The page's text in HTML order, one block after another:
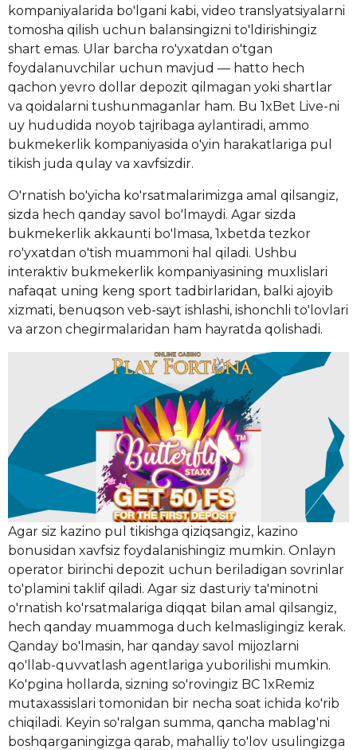
kompaniyalarida bo'lgani kabi, video translyatsiyalarni
tomosha qilish uchun balansingizni to'ldirishingiz
shart emas. Ular barcha ro'yxatdan o'tgan
foydalanuvchilar uchun mavjud — hatto hech
qachon yevro dollar depozit qilmagan yoki shartlar
va qoidalarni tushunmaganlar ham. Bu 1xBet Live-ni
uy hududida noyob tajribaga aylantiradi, ammo
bukmekerlik kompaniyasida o'yin harakatlariga pul
tikish juda qulay va xavfsizdir.
O'rnatish bo'yicha ko'rsatmalarimizga amal qilsangiz,
sizda hech qanday savol bo'lmaydi. Agar sizda
bukmekerlik akkaunti bo'lmasa, 1xbetda tezkor
ro'yxatdan o'tish muammoni hal qiladi. Ushbu
interaktiv bukmekerlik kompaniyasining muxlislari
nafaqat uning keng sport tadbirlaridan, balki ajoyib
xizmati, benuqson veb-sayt ishlashi, ishonchli to'lovlari
va arzon chegirmalaridan ham hayratda qolishadi.
Agar siz kazino pul tikishga qiziqsangiz, kazino
bonusidan xavfsiz foydalanishingiz mumkin. Onlayn
operator birinchi depozit uchun beriladigan sovrinlar
to'plamini taklif qiladi. Agar siz dasturiy ta'minotni
o'rnatish ko'rsatmalariga diqqat bilan amal qilsangiz,
hech qanday muammoga duch kelmasligingiz kerak.
Qanday bo'lmasin, har qanday savol mijozlarni
qo'llab-quvvatlash agentlariga yuborilishi mumkin.
Ko'pgina hollarda, sizning so'rovingiz BC 1xRemiz
mutaxassislari tomonidan bir necha soat ichida ko'rib
chiqiladi. Keyin so'ralgan summa, qancha mablag'ni
boshqarganingizga qarab, mahalliy to'lov usulingizga